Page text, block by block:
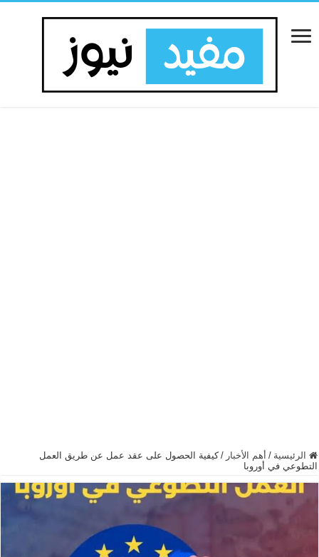
الرئيسية / أهم الأخبار / كيفية الحصول على عقد عمل عن طريق العمل
التطوعي في أوروبا